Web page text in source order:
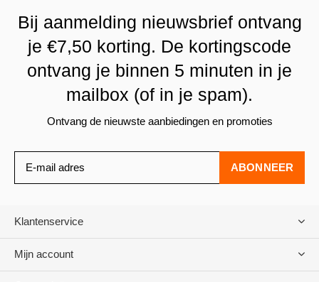
Bij aanmelding nieuwsbrief ontvang
je €7,50 korting. De kortingscode
ontvang je binnen 5 minuten in je
mailbox (of in je spam).
Ontvang de nieuwste aanbiedingen en promoties
ABONNEER
Klantenservice
Mijn account